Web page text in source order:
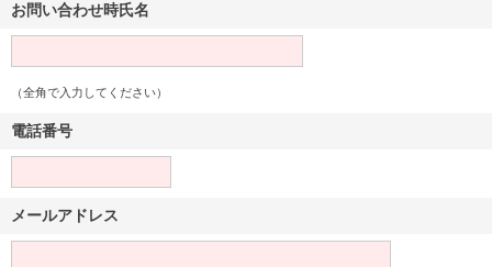
お問い合わせ時氏名
（全角で入力してください）
電話番号
メールアドレス